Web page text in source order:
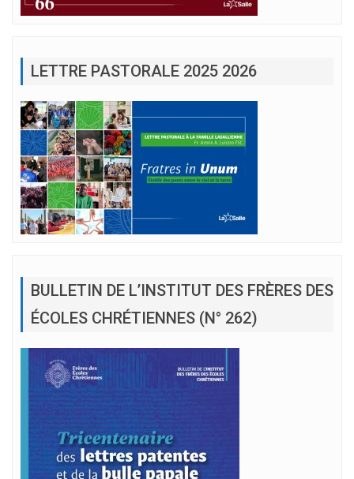
LETTRE PASTORALE 2025 2026
BULLETIN DE L’INSTITUT DES FRÈRES DES
ÉCOLES CHRÉTIENNES (N° 262)